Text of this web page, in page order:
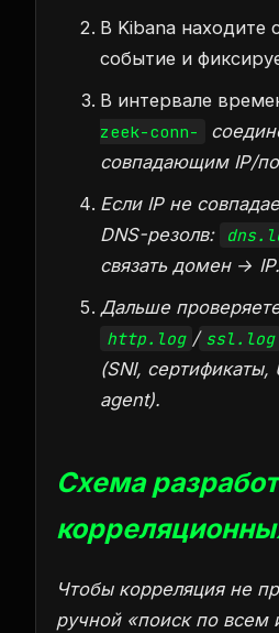
В Kibana находите
событие и
В интервале
zeek-conn-
совпадающим IP/
Если IP не
DNS-резолв:
связать домен → IP.
Дальше
http.log / ssl.log
(SNI, сертификаты,
agent).
Схема
Чтобы корреляция не
ручной «поиск по всем